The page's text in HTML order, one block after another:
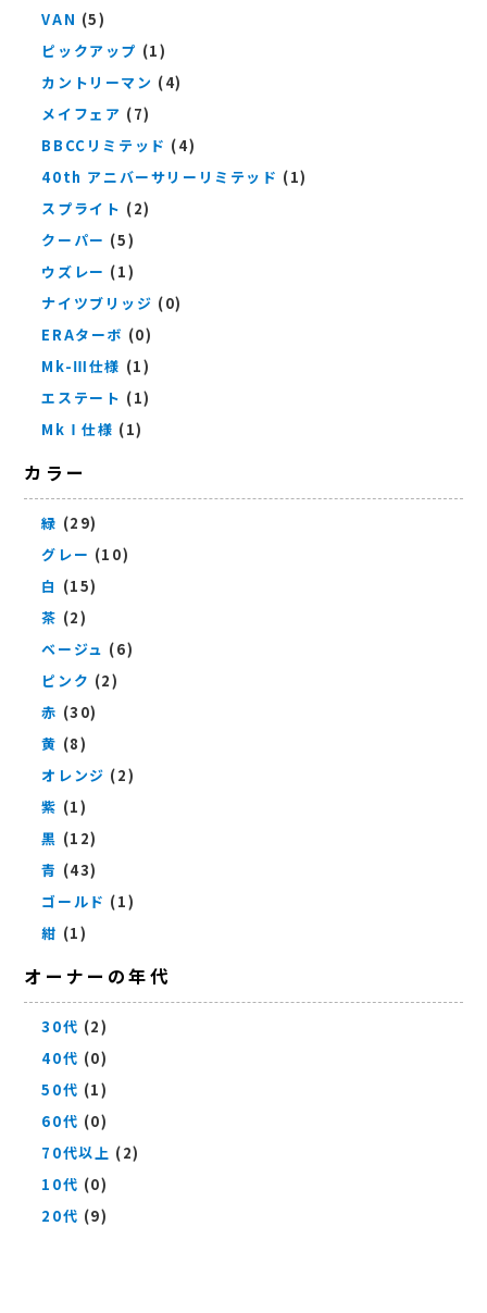
VAN (5)
ピックアップ (1)
カントリーマン (4)
メイフェア (7)
BBCCリミテッド (4)
40th アニバーサリーリミテッド (1)
スプライト (2)
クーパー (5)
ウズレー (1)
ナイツブリッジ (0)
ERAターボ (0)
Mk-Ⅲ仕様 (1)
エステート (1)
MkⅠ仕様 (1)
カラー
緑 (29)
グレー (10)
白 (15)
茶 (2)
ベージュ (6)
ピンク (2)
赤 (30)
黄 (8)
オレンジ (2)
紫 (1)
黒 (12)
青 (43)
ゴールド (1)
紺 (1)
オーナーの年代
30代 (2)
40代 (0)
50代 (1)
60代 (0)
70代以上 (2)
10代 (0)
20代 (9)